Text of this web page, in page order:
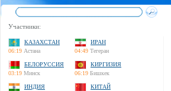
Участники:
КАЗАХСТАН
06:19 Астана
ИРАН
04:49 Тегеран
БЕЛОРУССИЯ
03:19 Минск
КИРГИЗИЯ
06:19 Бишкек
ИНДИЯ
КИТАЙ